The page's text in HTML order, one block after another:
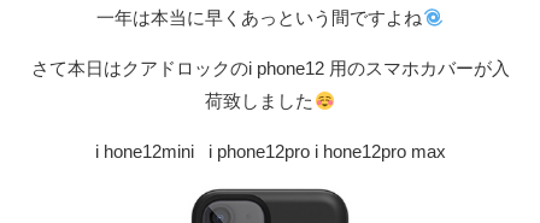
一年は本当に早くあっという間ですよね
さて本日はクアドロックのi phone12 用のスマホカバーが入
荷致しました
i hone12mini i phone12pro i hone12pro max